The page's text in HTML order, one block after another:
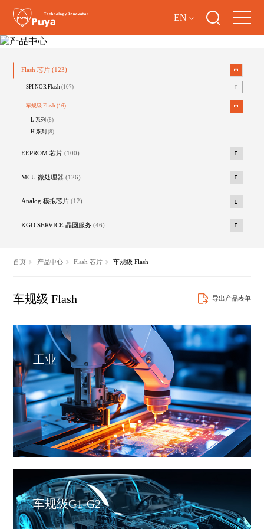
EN
产品中心
Flash 芯片 (123)
SPI NOR Flash(107)
车规级 Flash(16)
L 系列(8)
H 系列(8)
EEPROM 芯片 (100)
MCU 微处理器 (126)
Analog 模拟芯片 (12)
KGD SERVICE 晶圆服务 (46)
首页 产品中心 Flash 芯片 车规级 Flash
车规级 Flash 导出产品表单
工业
车规级G1-G2